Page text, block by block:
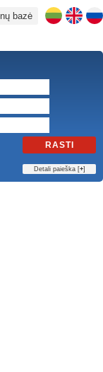
bazė
RASTI
Detali paieška [+]